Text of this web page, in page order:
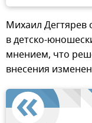
Михаил Дегтярев
в детско-
мнением, что
внесения